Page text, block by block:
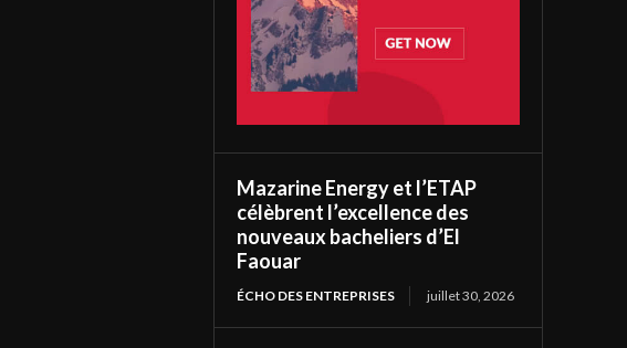
Mazarine Energy et l’ETAP
célèbrent l’excellence des
nouveaux bacheliers d’El
Faouar
ÉCHO DES ENTREPRISES juillet 30, 2026